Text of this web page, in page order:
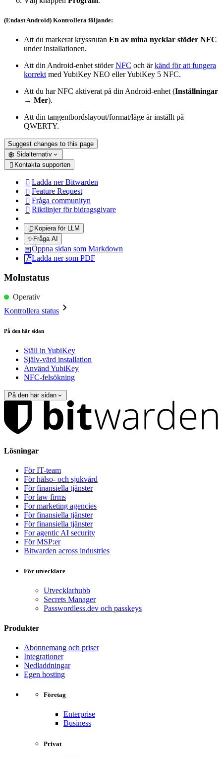
(Endast Android) Kontrollera följande:
Att du markerat kryssrutan En av mina nycklar stöder NFC
under installationen.
Att din Android-enhet stöderNFC och ärkänd för att fungera
korrekt med YubiKey NEO eller YubiKey 5 NFC.
Att du har NFC aktiverat på din Android-enhet (Inställningar
→ Mer).
Att din tangentbordslayout/format/läge är inställt på
QWERTY.
Suggest changes to this page
Sidalternativ
 Kontakta supporten
 Ladda ner Bitwarden
 Feature Request
 Fråga communityn
 Riktlinjer för bidragsgivare
Kopiera för LLM
✨ Fråga AI
Öppna sidan som Markdown
Ladda ner som PDF
Molnstatus
Operativ
Kontrollera status
På den här sidan
Ställ in YubiKey
Själv-värd installation
Använd YubiKey
NFC-felsökning
På den här sidan
Lösningar
För IT-team
För hälso- och sjukvård
För finansiella tjänster
For law firms
For marketing agencies
För finansiella tjänster
För finansiella tjänster
For agentic AI security
För MSP:er
Bitwarden across industries
För utvecklare
Utvecklarhubb
Secrets Manager
Passwordless.dev och passkeys
Produkter
Abonnemang och priser
Integrationer
Nedladdningar
Egen hosting
Företag
Enterprise
Business
Privat